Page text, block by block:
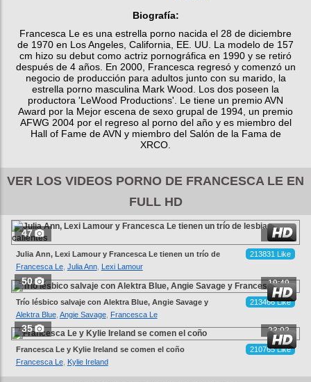
Biografía:
Francesca Le es una estrella porno nacida el 28 de diciembre
de 1970 en Los Angeles, California, EE. UU. La modelo de 157
cm hizo su debut como actriz pornográfica en 1990 y se retiró
después de 4 años. En 2000, Francesca regresó y comenzó un
negocio de producción para adultos junto con su marido, la
estrella porno masculina Mark Wood. Los dos poseen la
productora 'LeWood Productions'. Le tiene un premio AVN
Award por la Mejor escena de sexo grupal de 1994, un premio
AFWG 2004 por el regreso al porno del año y es miembro del
Hall of Fame de AVN y miembro del Salón de la Fama de
XRCO.
VER LOS VIDEOS PORNO DE FRANCESCA LE EN
FULL HD
26:52
47
213831 Like
Julia Ann, Lexi Lamour y Francesca Le tienen un trío de
lesbianas calientes
Francesca Le, Julia Ann, Lexi Lamour
19:49
50
213466 Like
Trío lésbico salvaje con Alektra Blue, Angie Savage y
Francesca Le
Alektra Blue, Angie Savage, Francesca Le
23:02
35
210765 Like
Francesca Le y Kylie Ireland se comen el coño
Francesca Le, Kylie Ireland